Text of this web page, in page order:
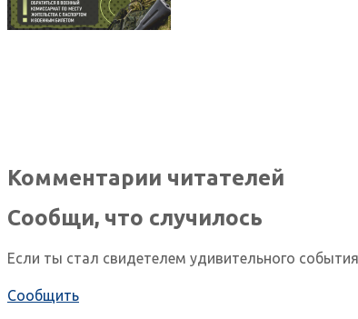
Комментарии читателей
Сообщи, что случилось
Если ты стал свидетелем удивительного
Сообщить